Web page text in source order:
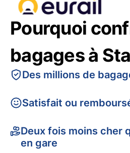
Pourquoi
bagages à
Des millions de
Satisfait ou
Deux fois moins cher
en gare